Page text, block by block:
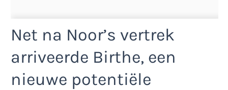
Net na Noor’s vertrek
arriveerde Birthe, een
nieuwe potentiële